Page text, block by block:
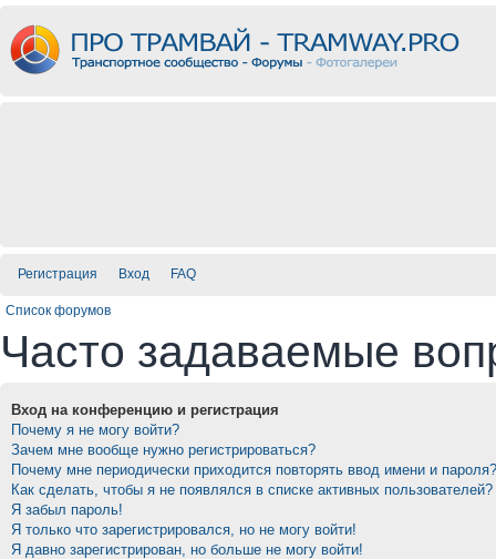
Регистрация Вход FAQ
Список форумов
Часто задаваемые
Вход на конференцию и регистрация
Почему я не могу войти?
Зачем мне вообще нужно регистрироваться?
Почему мне периодически приходится повторять ввод имени и пароля?
Как сделать, чтобы я не появлялся в списке активных пользователей?
Я забыл пароль!
Я только что зарегистрировался, но не могу войти!
Я давно зарегистрирован, но больше не могу войти!